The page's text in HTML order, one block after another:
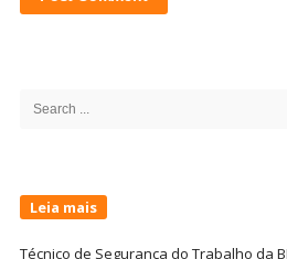
Search
Leia mais
Técnico de Segurança do Trabalho da